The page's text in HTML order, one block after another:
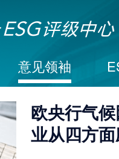
意见领袖
欧央行气
业从四方